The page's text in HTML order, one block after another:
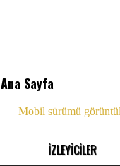
Ana Sayfa
Mobil sürümü
İZLEYİCİLER